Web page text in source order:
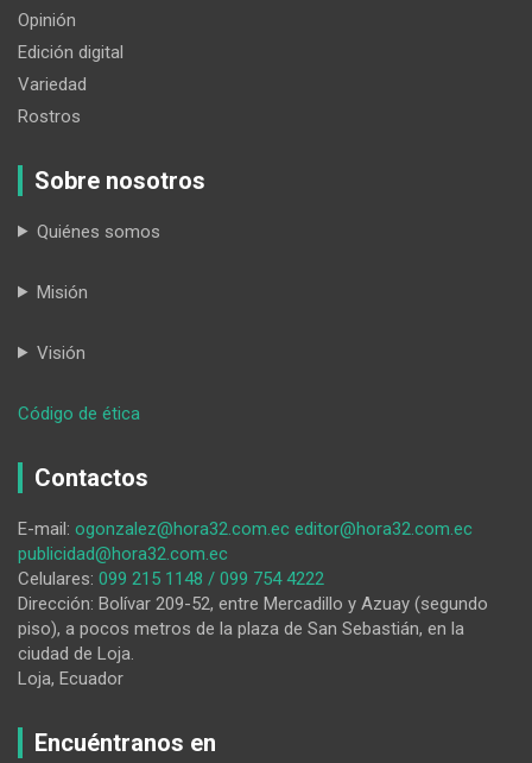
Opinión
Edición digital
Variedad
Rostros
Sobre nosotros
Quiénes somos
Misión
Visión
Código de ética
de
Paúl
Aguilar
Sotomayor,
es
ahora
Consejo
Contactos
E-mail: ogonzalez@hora32.com.ec editor@hora32.com.ec
publicidad@hora32.com.ec
Celulares: 099 215 1148 / 099 754 4222
Dirección: Bolívar 209-52, entre Mercadillo y Azuay (segundo
piso), a pocos metros de la plaza de San Sebastián, en la
ciudad de Loja.
Loja, Ecuador
Encuéntranos en